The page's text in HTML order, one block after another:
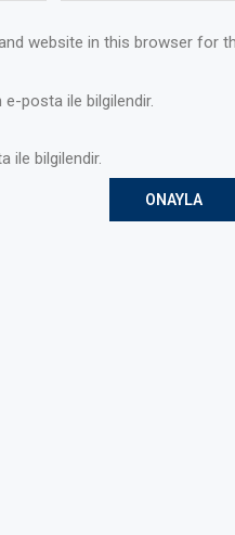
website in this browser for
posta ile bilgilendir.
ile bilgilendir.